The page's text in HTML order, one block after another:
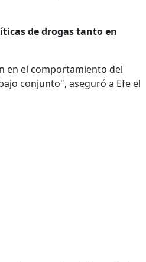
de drogas tanto en
en el comportamiento del
conjunto", aseguró a Efe el